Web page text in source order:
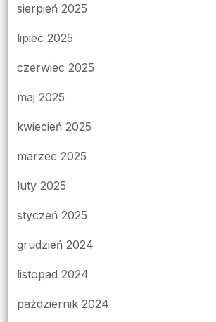
sierpień 2025
lipiec 2025
czerwiec 2025
maj 2025
kwiecień 2025
marzec 2025
luty 2025
styczeń 2025
grudzień 2024
listopad 2024
październik 2024